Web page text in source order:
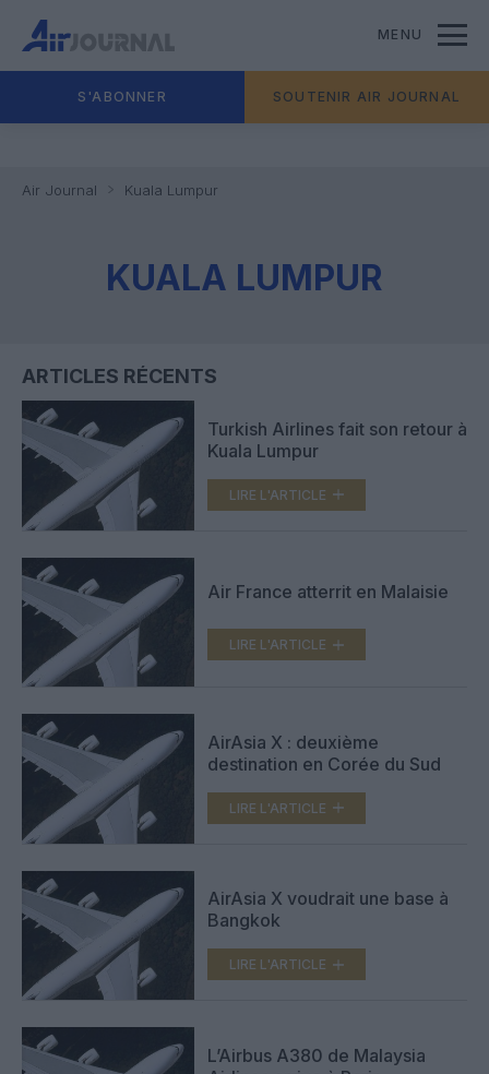
MENU
S'ABONNER SOUTENIR AIR JOURNAL
Air Journal Kuala Lumpur
KUALA LUMPUR
ARTICLES RÉCENTS
Turkish Airlines fait son retour à
Kuala Lumpur
LIRE L'ARTICLE
Air France atterrit en Malaisie
LIRE L'ARTICLE
AirAsia X : deuxième
destination en Corée du Sud
LIRE L'ARTICLE
AirAsia X voudrait une base à
Bangkok
LIRE L'ARTICLE
L’Airbus A380 de Malaysia